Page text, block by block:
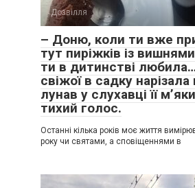
Дозвілля
– Доню, коли ти вже
тут пиріжків із
ти в дитинстві любила…
свіжої в садку
лунав у слухавці її
тихий голос.
Останні кілька років моє життя
року чи святами, а сповіщеннями в